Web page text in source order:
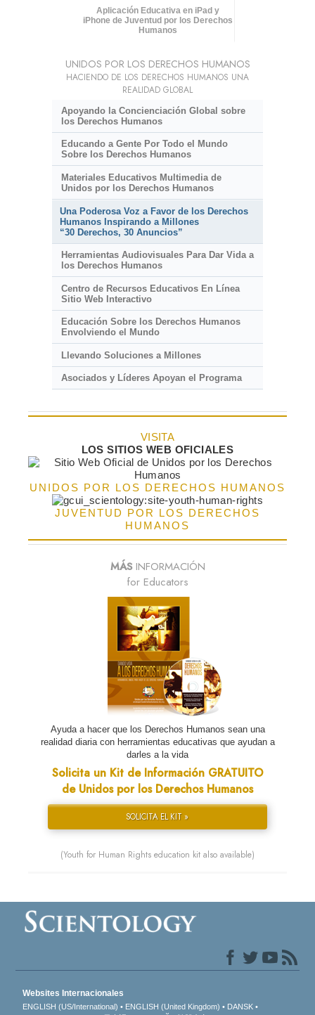
Aplicación Educativa en iPad y
iPhone de Juventud por los Derechos
Humanos
UNIDOS POR LOS DERECHOS HUMANOS
HACIENDO DE LOS DERECHOS HUMANOS UNA
REALIDAD GLOBAL
Apoyando la Concienciación Global sobre
los Derechos Humanos
Educando a Gente Por Todo el Mundo
Sobre los Derechos Humanos
Materiales Educativos Multimedia de
Unidos por los Derechos Humanos
Una Poderosa Voz a Favor de los Derechos
Humanos Inspirando a Millones
“30 Derechos, 30 Anuncios”
Herramientas Audiovisuales Para Dar Vida a
los Derechos Humanos
Centro de Recursos Educativos En Línea
Sitio Web Interactivo
Educación Sobre los Derechos Humanos
Envolviendo el Mundo
Llevando Soluciones a Millones
Asociados y Líderes Apoyan el Programa
VISITA
LOS SITIOS WEB OFICIALES
UNIDOS POR LOS DERECHOS HUMANOS
JUVENTUD POR LOS DERECHOS
HUMANOS
MÁSINFORMACIÓN
for Educators
Ayuda a hacer que los Derechos Humanos sean una
realidad diaria con herramientas educativas que ayudan a
darles a la vida
Solicita un Kit de Información GRATUITO
de Unidos por los Derechos Humanos
SOLICITA EL KIT »
(Youth for Human Rights education kit also available)
Websites Internacionales
ENGLISH (US/International) ENGLISH (United Kingdom)
DANSK